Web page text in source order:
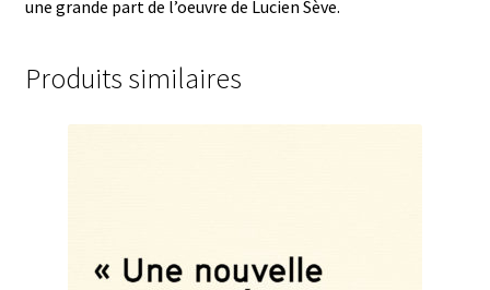
une grande part de l’oeuvre de Lucien Sève.
Produits similaires